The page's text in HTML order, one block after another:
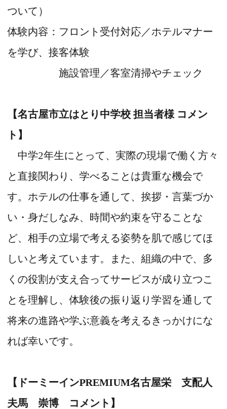
ついて）
体験内容：フロント受付対応／ホテルマナー
を学び、接客体験
施設管理／客室清掃やチェック
【名古屋市立はとり中学校 担当者様 コメン
ト 】
中学2年生にとって、実際の現場で働く方々
と直接関わり、学べることは貴重な機会で
す。ホテルの仕事を通して、挨拶・言葉づか
い・身だしなみ、時間や約束を守ることな
ど、相手の立場で考える姿勢を肌で感じてほ
しいと考えています。また、組織の中で、多
くの役割が支え合ってサービスが成り立つこ
とを理解し、体験後の振り返り学習を通して
将来の進路や学ぶ意義を考えるきっかけにな
れば幸いです。
【 ドーミーインPREMIUM名古屋栄 支配人
夫馬 崇博 コメント 】